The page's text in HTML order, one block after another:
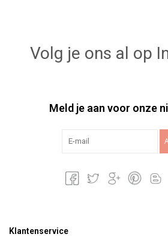
Volg je ons al op
Meld je aan voor onze
Klantenservice